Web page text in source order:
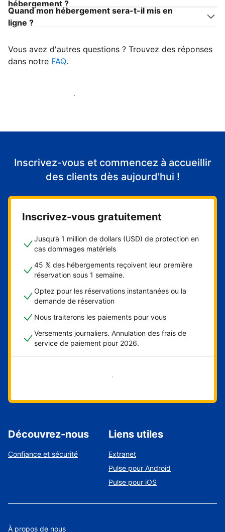
hébergement ?
Quand mon hébergement sera-t-il mis en
ligne ?
Vous avez d'autres questions ? Trouvez des réponses
dans notre FAQ.
Accueillir mes premiers clients
Inscrivez-vous et commencez à accueillir
des clients dès aujourd'hui !
Inscrivez-vous gratuitement
Jusqu’à 1 million de dollars (USD) de protection en
cas dommages matériels
45 % des hébergements reçoivent leur première
réservation sous 1 semaine.
Optez pour les réservations instantanées ou la
demande de réservation
Nous traiterons les paiements pour vous
Versements journaliers. Annulation des frais de
service de paiement pour 2026.
Démarrer maintenant
Découvrez-nous
Confiance et sécurité
Liens utiles
Extranet
Pulse pour Android
Pulse pour iOS
À propos de nous